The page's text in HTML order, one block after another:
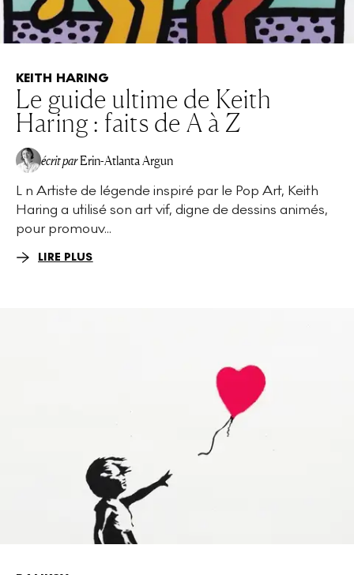
KEITH HARING
Le guide ultime de Keith
Haring : faits de A à Z
écrit par Erin-Atlanta Argun
L n Artiste de légende inspiré par le Pop Art, Keith
Haring a utilisé son art vif, digne de dessins animés,
pour promouv...
LIRE PLUS